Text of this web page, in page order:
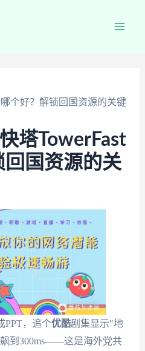
哪个好？解锁回国资源的关键
塔TowerFast
国资源的关
PPT，追个优酷剧集显示"地
到300ms——这是海外党共